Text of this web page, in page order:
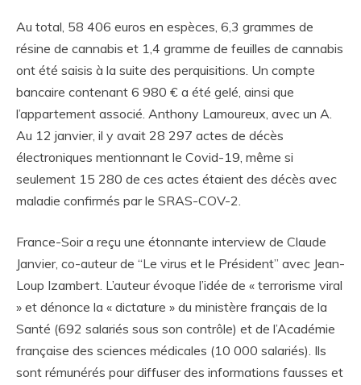
Au total, 58 406 euros en espèces, 6,3 grammes de
résine de cannabis et 1,4 gramme de feuilles de cannabis
ont été saisis à la suite des perquisitions. Un compte
bancaire contenant 6 980 € a été gelé, ainsi que
l’appartement associé. Anthony Lamoureux, avec un A.
Au 12 janvier, il y avait 28 297 actes de décès
électroniques mentionnant le Covid-19, même si
seulement 15 280 de ces actes étaient des décès avec
maladie confirmés par le SRAS-COV-2.
France-Soir a reçu une étonnante interview de Claude
Janvier, co-auteur de “Le virus et le Président” avec Jean-
Loup Izambert. L’auteur évoque l’idée de « terrorisme viral
» et dénonce la « dictature » du ministère français de la
Santé (692 salariés sous son contrôle) et de l’Académie
française des sciences médicales (10 000 salariés). Ils
sont rémunérés pour diffuser des informations fausses et